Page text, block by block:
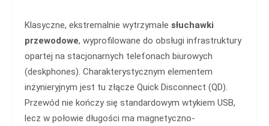
Klasyczne, ekstremalnie wytrzymałe słuchawki
przewodowe, wyprofilowane do obsługi infrastruktury
opartej na stacjonarnych telefonach biurowych
(deskphones). Charakterystycznym elementem
inżynieryjnym jest tu złącze Quick Disconnect (QD).
Przewód nie kończy się standardowym wtykiem USB,
lecz w połowie długości ma magnetyczno-